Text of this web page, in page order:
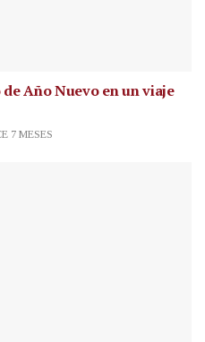
Año Nuevo en un viaje
7 MESES